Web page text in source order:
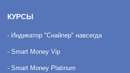
КУРСЫ
- Индикатор "Снайпер" навсегда
- Smart Money Vip
- Smart Money Platinum